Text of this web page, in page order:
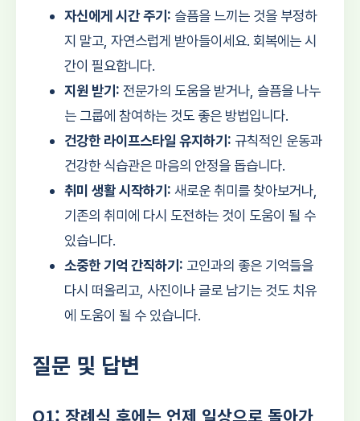
자신에게 시간 주기: 슬픔을 느끼는 것을 부정하
지 말고, 자연스럽게 받아들이세요. 회복에는 시
간이 필요합니다.
지원 받기: 전문가의 도움을 받거나, 슬픔을 나누
는 그룹에 참여하는 것도 좋은 방법입니다.
건강한 라이프스타일 유지하기: 규칙적인 운동과
건강한 식습관은 마음의 안정을 돕습니다.
취미 생활 시작하기: 새로운 취미를 찾아보거나,
기존의 취미에 다시 도전하는 것이 도움이 될 수
있습니다.
소중한 기억 간직하기: 고인과의 좋은 기억들을
다시 떠올리고, 사진이나 글로 남기는 것도 치유
에 도움이 될 수 있습니다.
질문 및 답변
Q1: 장례식 후에는 언제 일상으로 돌아가